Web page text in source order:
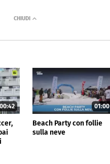
01:00
Beach Party con follie
sulla neve